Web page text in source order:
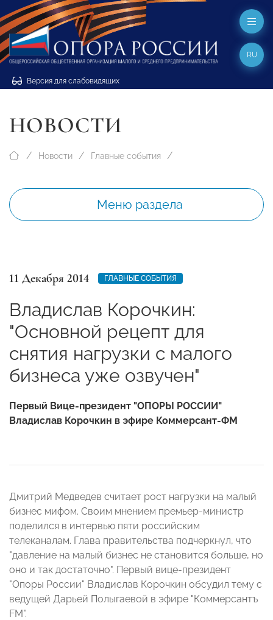
Версия для слабовидящих
RU
НОВОСТИ
Новости Главные события
Меню раздела
11 Декабря 2014 ГЛАВНЫЕ СОБЫТИЯ
Владислав Корочкин:
"Основной рецепт для
снятия нагрузки с малого
бизнеса уже озвучен"
Первый Вице-президент "ОПОРЫ РОССИИ"
Владислав Корочкин в эфире Коммерсант-ФМ
Дмитрий Медведев считает рост нагрузки на малый
бизнес мифом. Своим мнением премьер-министр
поделился в интервью пяти российским
телеканалам. Глава правительства подчеркнул, что
"давление на малый бизнес не становится больше, но
оно и так достаточно". Первый вице-президент
"Опоры России" Владислав Корочкин обсудил тему с
ведущей Дарьей Полыгаевой в эфире "Коммерсантъ
FM".